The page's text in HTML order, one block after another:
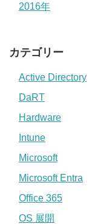
2016年
カテゴリー
Active Directory
DaRT
Hardware
Intune
Microsoft
Microsoft Entra
Office 365
OS 展開